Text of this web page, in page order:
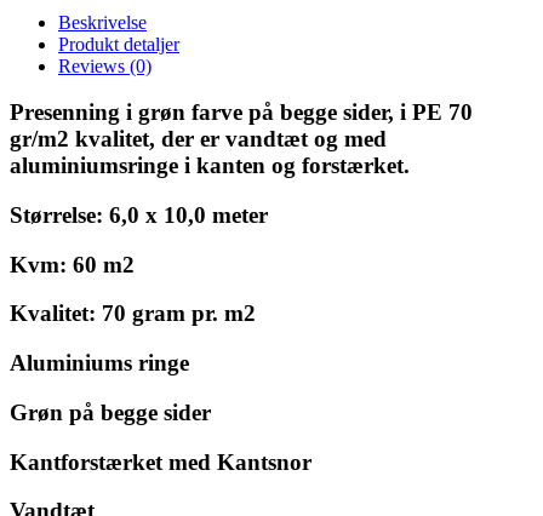
Beskrivelse
Produkt detaljer
Reviews (0)
Presenning i grøn farve på begge sider, i PE 70
gr/m2 kvalitet, der er vandtæt og med
aluminiumsringe i kanten og forstærket.
Størrelse: 6,0 x 10,0 meter
Kvm: 60 m2
Kvalitet: 70 gram pr. m2
Aluminiums ringe
Grøn på begge sider
Kantforstærket med Kantsnor
Vandtæt